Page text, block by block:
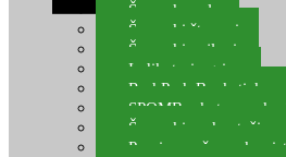
Šaranske role
Šaranski štapovi
Šaranski najloni
Indikatori ugriza
Rod Pod, Banksticks
SPOMB rakete,
Šaranski podmetači,
Pernice za šaranske